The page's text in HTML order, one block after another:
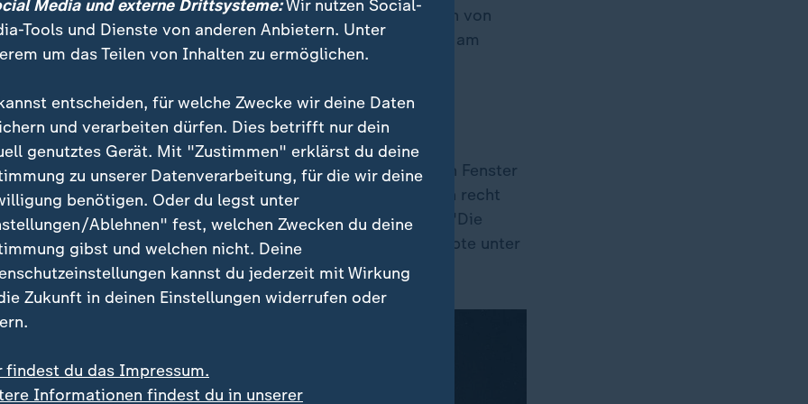
wird Tsuchinshan-Atlas immer lichtschwächer, da er sich von
Zudem stört das Licht des zunehmenden Mondes - am
Wochenende richtig dunkel
öffnet sich zwischen Dämmerung und Mondaufgang ein Fenster
Allerdings wird der Komet, der zu diesem Zeitpunkt schon recht
steht, dann bereits stark verblasst und geschrumpft sein. "Die
freien Auge endet um den 25. Oktober herum, für Geübte unter
vielleicht noch ein paar Tage später", so Pilz.
Media und externe Drittsysteme:Wir nutzen Social-
Tools und Dienste von anderen Anbietern. Unter
um das Teilen von Inhalten zu ermöglichen.
entscheiden, für welche Zwecke wir deine Daten
und verarbeiten dürfen. Dies betrifft nur dein
genutztes Gerät. Mit "Zustimmen" erklärst du deine
zu unserer Datenverarbeitung, für die wir deine
benötigen. Oder du legst unter
Ablehnen" fest, welchen Zwecken du deine
gibst und welchen nicht. Deine
kannst du jederzeit mit Wirkung
Zukunft in deinen Einstellungen widerrufen oder
findest du das Impressum.
Informationen findest du in unserer